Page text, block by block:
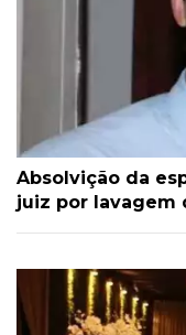
Absolvição da
juiz por lavagem